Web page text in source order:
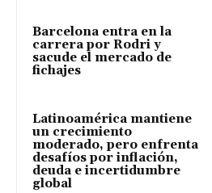
Barcelona entra en la
carrera por Rodri y
sacude el mercado de
fichajes
Latinoamérica mantiene
un crecimiento
moderado, pero enfrenta
desafíos por inflación,
deuda e incertidumbre
global